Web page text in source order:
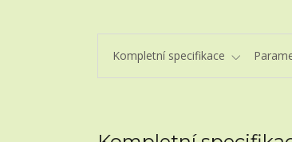
Kompletní specifikace